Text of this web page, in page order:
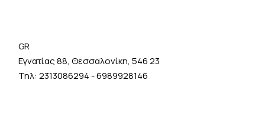
GR
Εγνατίας 88, Θεσσαλονίκη, 546 23
Τηλ:2313086294 -6989928146